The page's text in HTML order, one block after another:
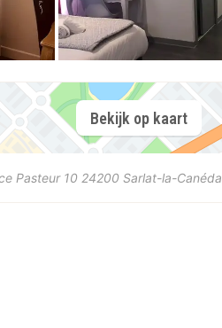
Bekijk op kaart
Pasteur 10 24200 Sarlat-la-Canéda